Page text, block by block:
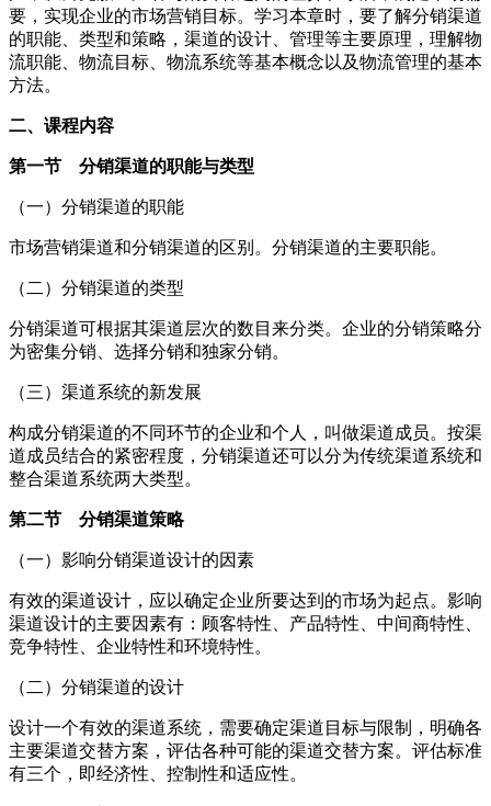
要，实现企业的市场营销目标。学习本章时，要了解分销渠道
的职能、类型和策略，渠道的设计、管理等主要原理，理解物
流职能、物流目标、物流系统等基本概念以及物流管理的基本
方法。
二、课程内容
第一节 分销渠道的职能与类型
（一）分销渠道的职能
市场营销渠道和分销渠道的区别。分销渠道的主要职能。
（二）分销渠道的类型
分销渠道可根据其渠道层次的数目来分类。企业的分销策略分
为密集分销、选择分销和独家分销。
（三）渠道系统的新发展
构成分销渠道的不同环节的企业和个人，叫做渠道成员。按渠
道成员结合的紧密程度，分销渠道还可以分为传统渠道系统和
整合渠道系统两大类型。
第二节 分销渠道策略
（一）影响分销渠道设计的因素
有效的渠道设计，应以确定企业所要达到的市场为起点。影响
渠道设计的主要因素有：顾客特性、产品特性、中间商特性、
竞争特性、企业特性和环境特性。
（二）分销渠道的设计
设计一个有效的渠道系统，需要确定渠道目标与限制，明确各
主要渠道交替方案，评估各种可能的渠道交替方案。评估标准
有三个，即经济性、控制性和适应性。